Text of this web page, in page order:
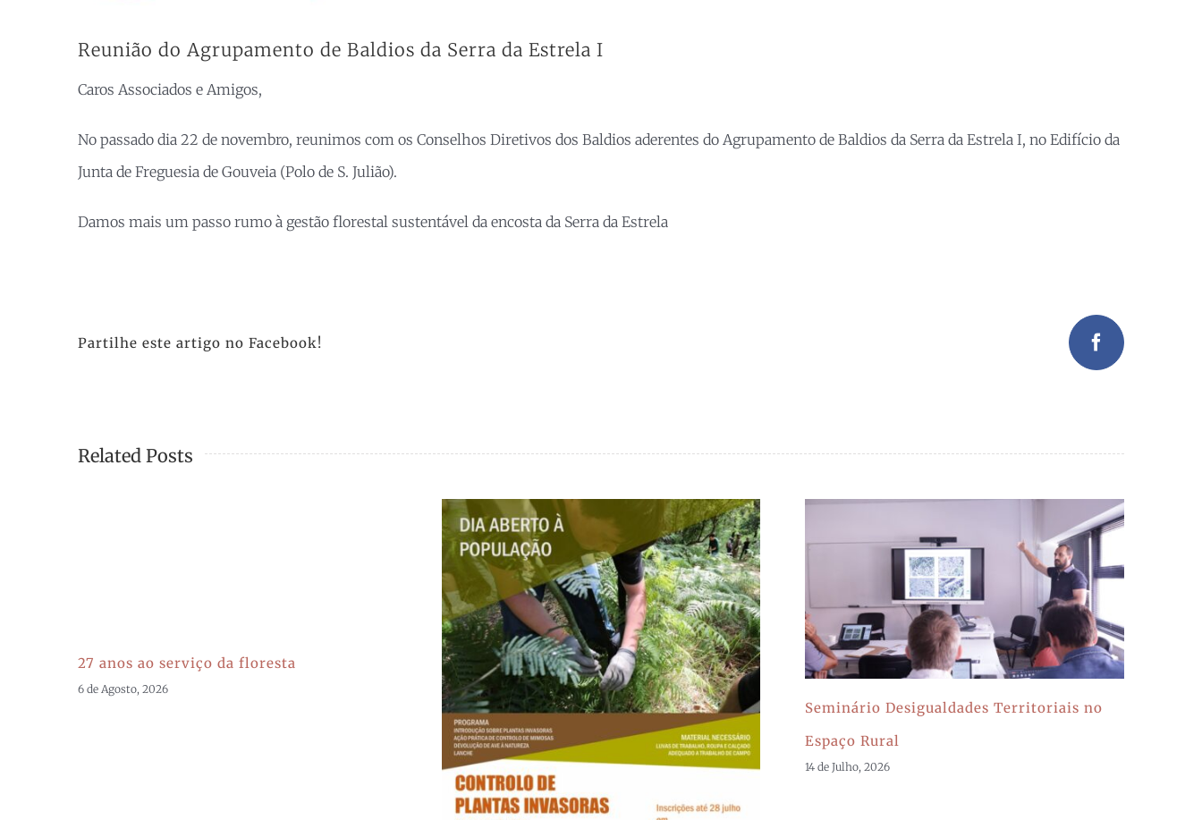
Reunião do Agrupamento de Baldios da Serra da Estrela I
Caros Associados e Amigos,
No passado dia 22 de novembro, reunimos com os Conselhos Diretivos dos Baldios aderentes do Agrupamento de Baldios da Serra da Estrela I, no Edifício da
Junta de Freguesia de Gouveia (Polo de S. Julião).
Damos mais um passo rumo à gestão florestal sustentável da encosta da Serra da Estrela
Partilhe este artigo no Facebook! Facebook
Related Posts
27 anos ao serviço da floresta
6 de Agosto, 2026
Seminário Desigualdades Territoriais no
Espaço Rural
14 de Julho, 2026